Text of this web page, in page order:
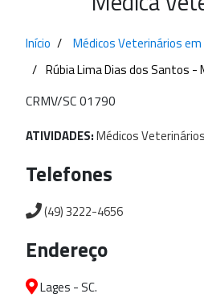
Início
Médicos Veterinários em
Rúbia Lima Dias dos Santos -
CRMV/SC 01790
ATIVIDADES:Médicos
Telefones
(49) 3222-4656
Endereço
Lages - SC.